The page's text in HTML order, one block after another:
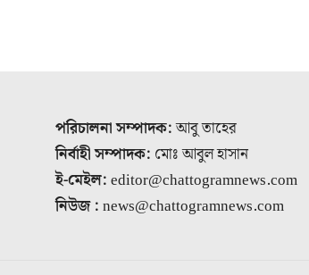
পরিচালনা সম্পাদক:আবু তাহের
নির্বাহী সম্পাদক: মোঃ আবুল হাসান
ই-মেইল:editor@chattogramnews.com
নিউজ :news@chattogramnews.com